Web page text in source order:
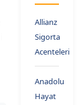
Allianz
Sigorta
Acenteleri
Anadolu
Hayat